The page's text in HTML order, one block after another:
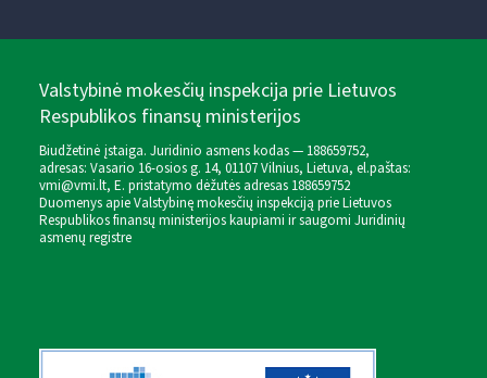
Valstybinė mokesčių inspekcija prie Lietuvos
Respublikos finansų ministerijos
Biudžetinė įstaiga. Juridinio asmens kodas — 188659752,
adresas: Vasario 16-osios g. 14, 01107 Vilnius, Lietuva, el.paštas:
vmi@vmi.lt, E. pristatymo dėžutės adresas 188659752
Duomenys apie Valstybinę mokesčių inspekciją prie Lietuvos
Respublikos finansų ministerijos kaupiami ir saugomi Juridinių
asmenų registre